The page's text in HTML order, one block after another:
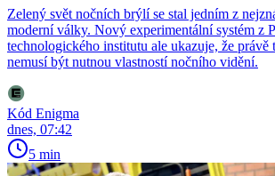
Zelený svět nočních brýlí se stal jedním z
moderní války. Nový experimentální systém z
technologického institutu ale ukazuje, že právě
nemusí být nutnou vlastností nočního vidění.
Kód Enigma
dnes, 07:42
5 min